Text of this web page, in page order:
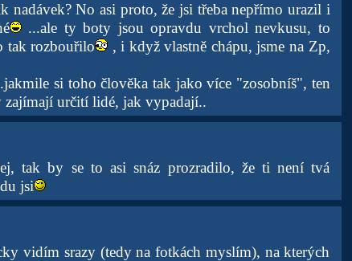
No asi proto, že jsi třeba nepřímo urazil i
...ale ty boty jsou opravdu vrchol nevkusu, to
tak rozbouřilo
, i když vlastně chápu, jsme na Zp,
si toho člověka tak jako více "zosobníš", ten
zajímají určití lidé, jak vypadají..
tak by se to asi snáz prozradilo, že ti není tvá
jsi
vidím srazy (tedy na fotkách myslím), na kterých